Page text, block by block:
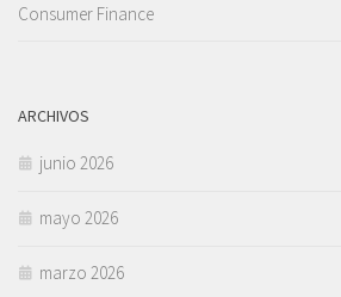
Consumer Finance
ARCHIVOS
junio 2026
mayo 2026
marzo 2026